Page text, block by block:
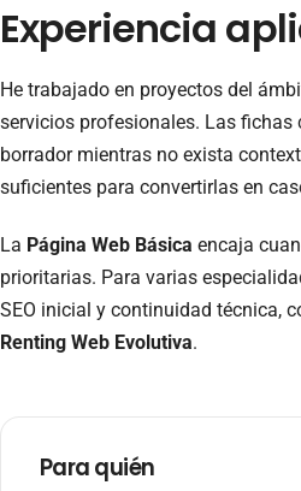
Experiencia
He trabajado en proyectos del
servicios profesionales. Las fichas
borrador mientras no exista
suficientes para convertirlas en
La Página Web Básica encaja
prioritarias. Para varias
SEO inicial y continuidad técnica,
Renting Web Evolutiva.
Para quién